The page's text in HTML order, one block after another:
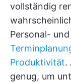
vollständig
Personal- und
Produktivität.
genug, um